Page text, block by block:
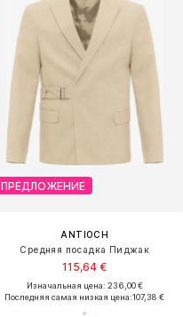
ПРЕДЛОЖЕНИЕ
ANTIOCH
Средняя посадка Пиджак
115,64 €
Изначальная цена: 236,00 €
Последняя самая низкая цена:107,38 €